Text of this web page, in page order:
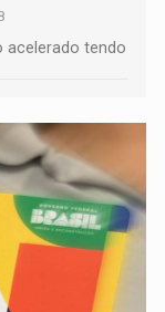
acelerado tendo